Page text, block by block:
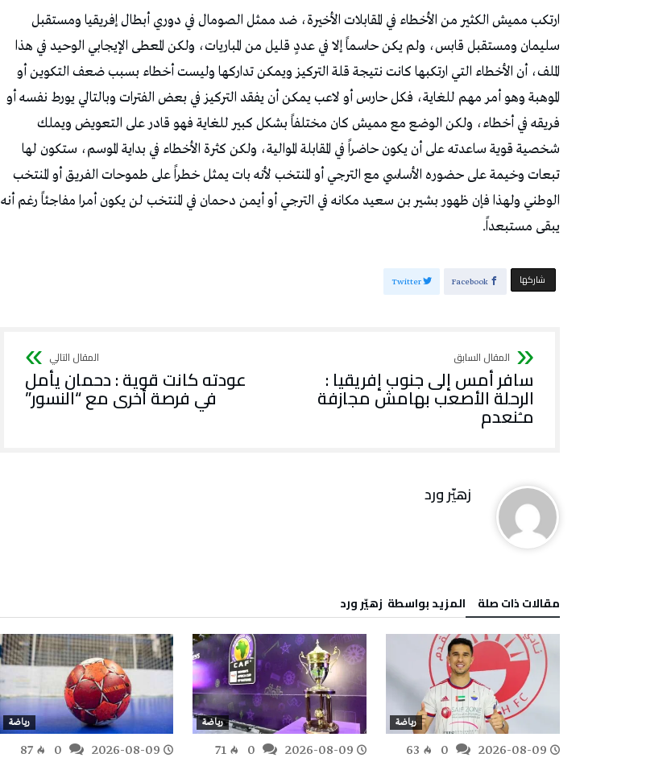
ارتكب مميش الكثير من الأخطاء في المقابلات الأخيرة، ضد ممثل الصومال في دوري أبطال إفريقيا ومستقبل
سليمان ومستقبل قابس، ولم يكن حاسماً إلا في عددٍ قليل من المباريات، ولكن المعطى الإيجابي الوحيد في هذا
الملف، أن الأخطاء التي ارتكبها كانت نتيجة قلة التركيز ويمكن تداركها وليست أخطاء بسبب ضعف التكوين أو
الموهبة وهو أمر مهم للغاية، فكل حارس أو لاعب يمكن أن يفقد التركيز في بعض الفترات وبالتالي يورط نفسه أو
فريقه في أخطاء، ولكن الوضع مع مميش كان مختلفاً بشكل كبير للغاية فهو قادر على التعويض ويملك
شخصية قوية ساعدته على أن يكون حاضراً في المقابلة الموالية، ولكن كثرة الأخطاء في بداية الموسم، ستكون لها
تبعات وخيمة على حضوره الأساسي مع الترجي أو المنتخب لأنه بات يمثل خطراً على طموحات الفريق أو المنتخب
الوطني ولهذا فإن ظهور بشير بن سعيد مكانه في الترجي أو أيمن دحمان في المنتخب لن يكون أمرا مفاجئاً رغم أنه
يبقى مستبعداً.
‫‫ شاركها‬ Facebook
Twitter
سافر أمس إلى جنوب إفريقيا :
الرحلة الأصعب بهامش مجازفة
مـُنعدم
عودته كانت قوية : دحمان يأمل
في فرصة أخرى مع “النسور”
زهيّر‭ ‬ورد
‫مقالات ذات صلة‬ ‫‫المزيد بواسطة‬ ‬ زهيّر‭ ‬ورد
رياضة
2026-08-09
63
رياضة
2026-08-09
71
رياضة
2026-08-09
87